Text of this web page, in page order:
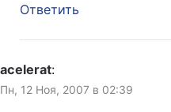
Ответить
acelerat:
Пн, 12 Ноя, 2007 в 02:39